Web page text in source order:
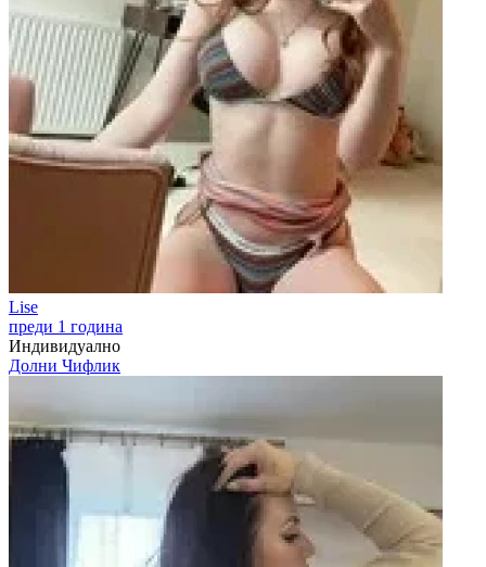
Lise
преди 1 година
Индивидуално
Долни Чифлик